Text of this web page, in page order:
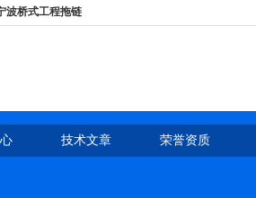
波桥式工程拖链
技术文章 荣誉资质